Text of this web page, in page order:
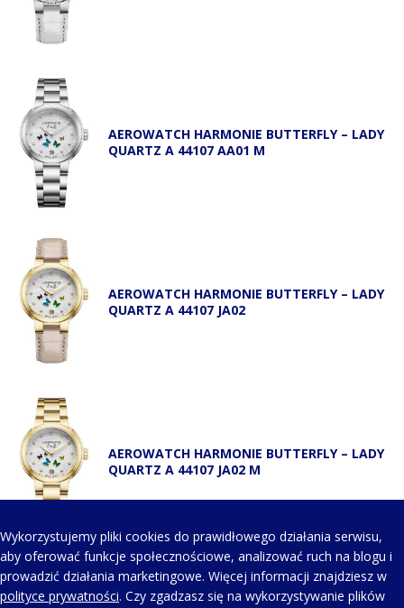
AEROWATCH HARMONIE BUTTERFLY – LADY
QUARTZ A 44107 AA01 M
AEROWATCH HARMONIE BUTTERFLY – LADY
QUARTZ A 44107 JA02
AEROWATCH HARMONIE BUTTERFLY – LADY
QUARTZ A 44107 JA02 M
KONTAKT Z NAMI
Wykorzystujemy pliki cookies do prawidłowego działania serwisu,
aby oferować funkcje społecznościowe, analizować ruch na blogu i
prowadzić działania marketingowe. Więcej informacji znajdziesz w
polityce prywatności. Czy zgadzasz się na wykorzystywanie plików